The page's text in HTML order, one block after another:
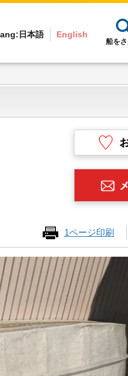
日本語 English
船を
1ページ印刷